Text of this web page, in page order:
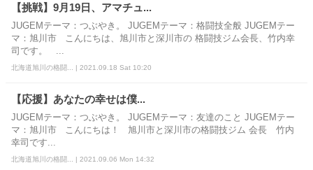
【挑戦】9月19日、アマチュ...
JUGEMテーマ：つぶやき。 JUGEMテーマ：格闘技全般 JUGEMテー
マ：旭川市 こんにちは、旭川市と深川市の 格闘技ジム会長、竹内幸
司です。 ...
北海道旭川の格闘... | 2021.09.18 Sat 10:20
【応援】あなたの幸せは僕...
JUGEMテーマ：つぶやき。 JUGEMテーマ：友達のこと JUGEMテー
マ：旭川市 こんにちは！ 旭川市と深川市の格闘技ジム 会長 竹内
幸司です...
北海道旭川の格闘... | 2021.09.06 Mon 14:32